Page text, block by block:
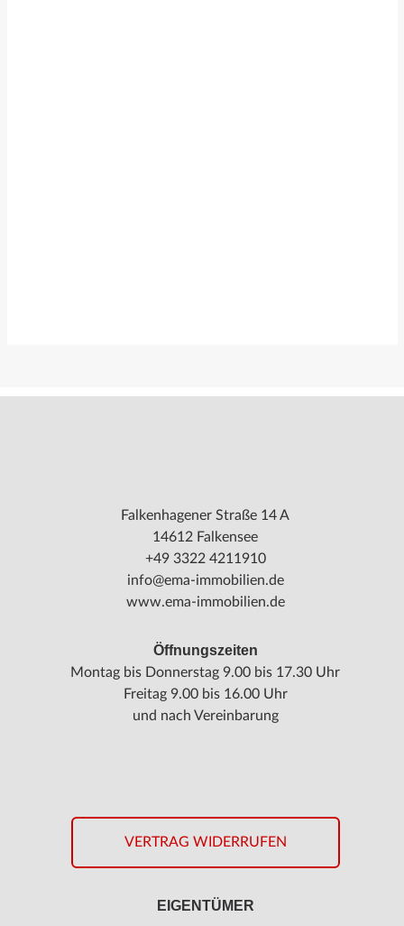
Falkenhagener Straße 14 A
14612 Falkensee
+49 3322 4211910
info@ema-immobilien.de
www.ema-immobilien.de
Öffnungszeiten
Montag bis Donnerstag 9.00 bis 17.30 Uhr
Freitag 9.00 bis 16.00 Uhr
und nach Vereinbarung
VERTRAG WIDERRUFEN
EIGENTÜMER